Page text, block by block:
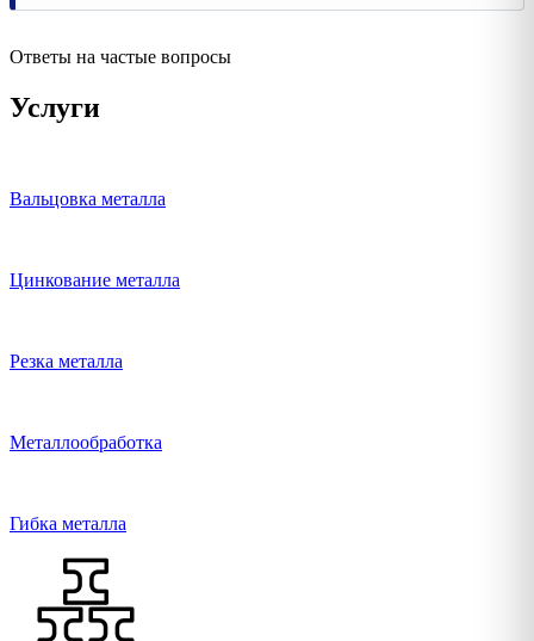
Ответы на частые вопросы
Услуги
Вальцовка металла
Цинкование металла
Резка металла
Металлообработка
Гибка металла